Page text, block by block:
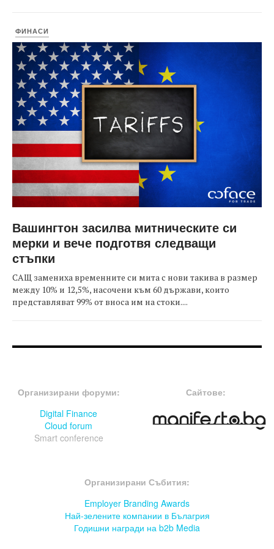
ФИНАСИ
Вашингтон засилва митническите си
мерки и вече подготвя следващи
стъпки
САЩ замениха временните си мита с нови такива в размер
между 10% и 12,5%, насочени към 60 държави, които
представляват 99% от вноса им на стоки....
Организирани форуми:
Digital Finance
Cloud forum
Smart conference
Сайтове:
Организирани Събития:
Employer Branding Awards
Най-зелените компании в Бълагрия
Годишни награди на b2b Media